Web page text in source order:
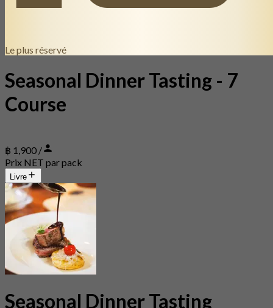
Le plus réservé
Seasonal Dinner Tasting - 7
Course
฿ 1,900 /
Prix NET par pack
Livre
Seasonal Dinner Tasting